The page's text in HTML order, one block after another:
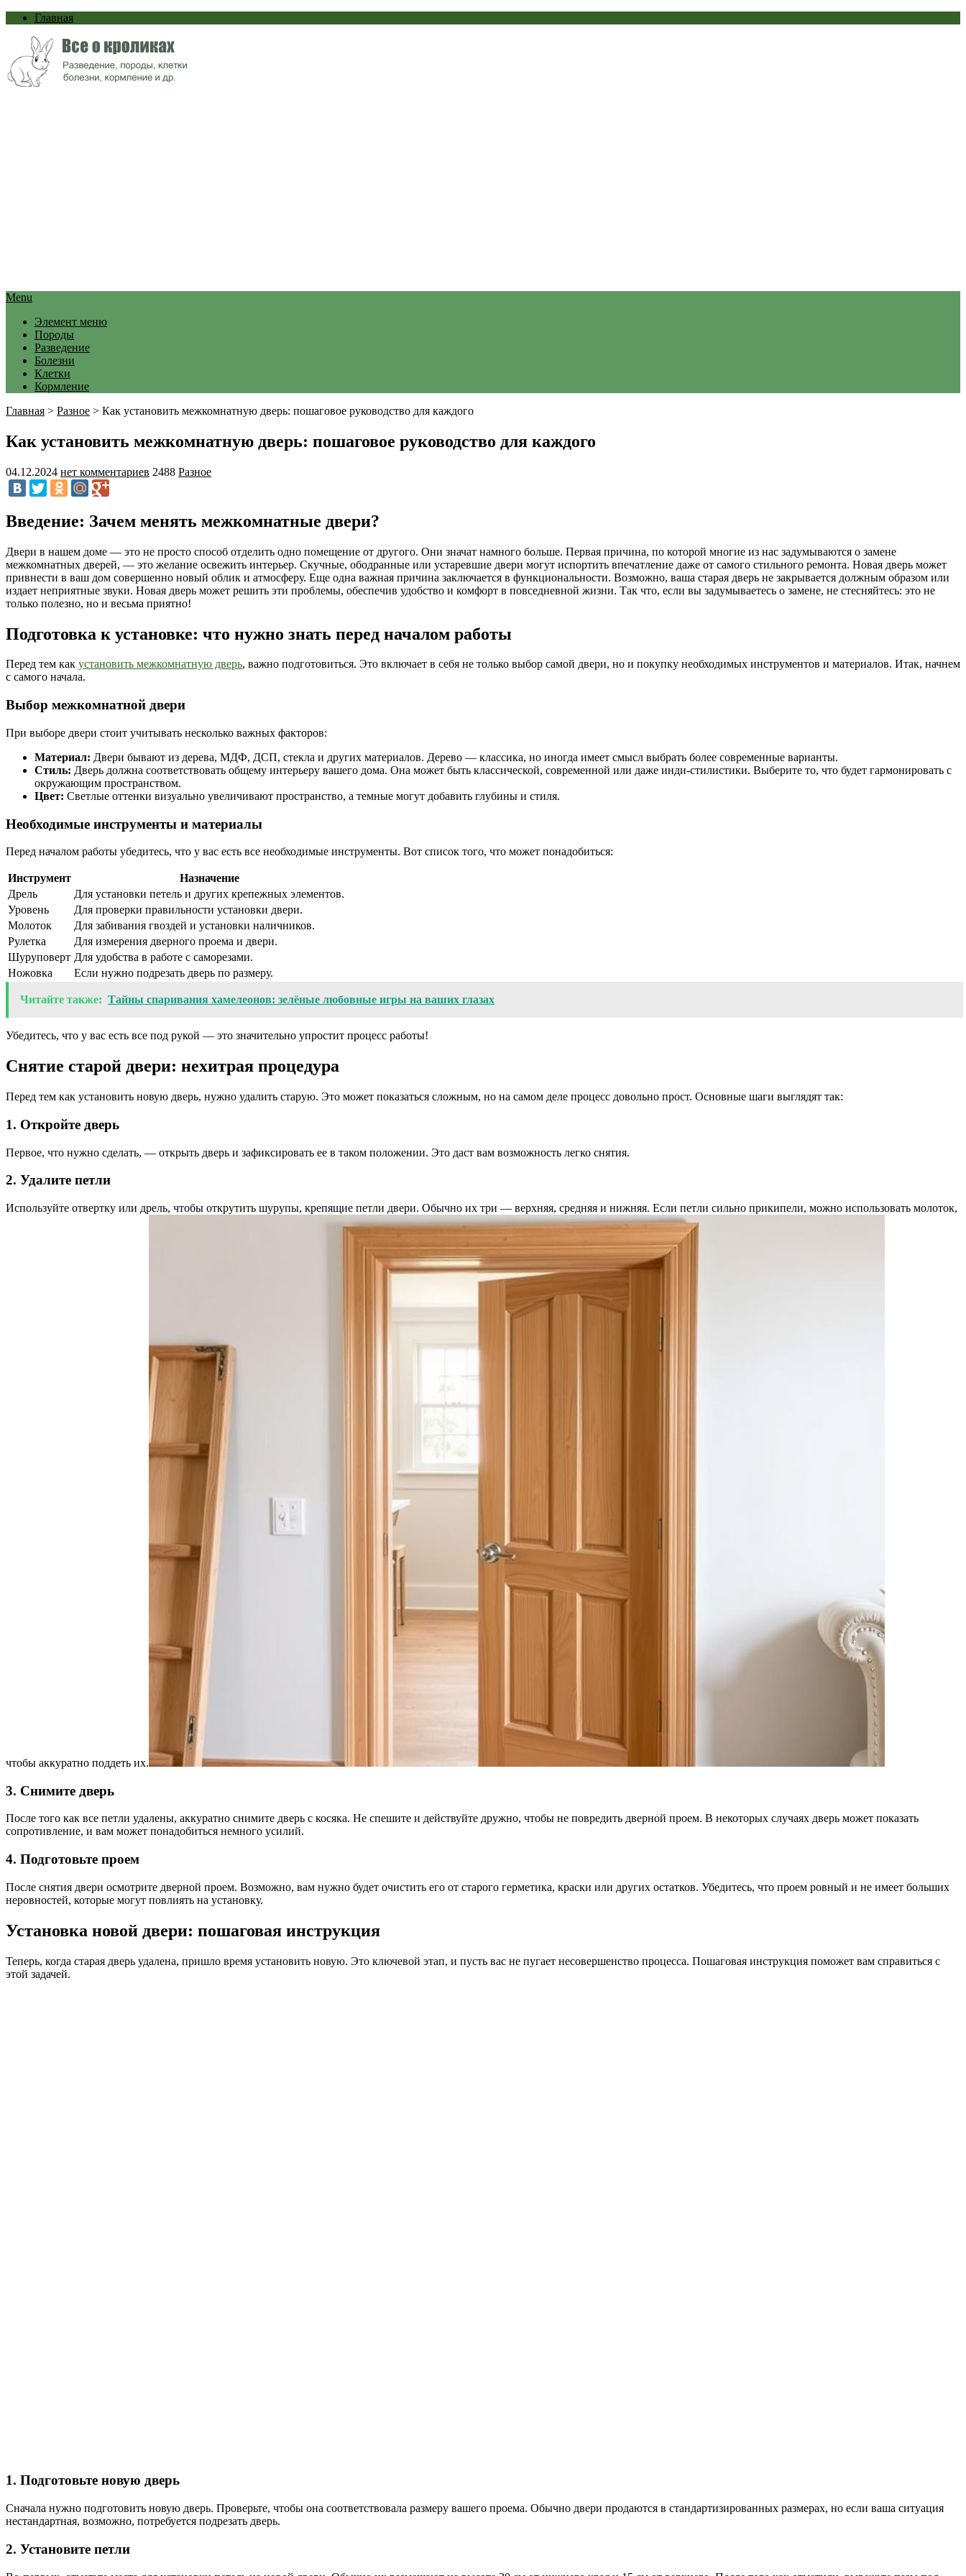
Главная
Menu
Элемент меню
Породы
Разведение
Болезни
Клетки
Кормление
Главная > Разное > Как установить межкомнатную дверь: пошаговое руководство для каждого
Как установить межкомнатную дверь: пошаговое руководство для каждого
04.12.2024 нет комментариев 2488 Разное
Введение: Зачем менять межкомнатные двери?
Двери в нашем доме — это не просто способ отделить одно помещение от другого. Они значат намного больше. Первая причина, по которой многие из нас задумываются о замене
межкомнатных дверей, — это желание освежить интерьер. Скучные, ободранные или устаревшие двери могут испортить впечатление даже от самого стильного ремонта. Новая дверь может
привнести в ваш дом совершенно новый облик и атмосферу. Еще одна важная причина заключается в функциональности. Возможно, ваша старая дверь не закрывается должным образом или
издает неприятные звуки. Новая дверь может решить эти проблемы, обеспечив удобство и комфорт в повседневной жизни. Так что, если вы задумываетесь о замене, не стесняйтесь: это не
только полезно, но и весьма приятно!
Подготовка к установке: что нужно знать перед началом работы
Перед тем как установить межкомнатную дверь, важно подготовиться. Это включает в себя не только выбор самой двери, но и покупку необходимых инструментов и материалов. Итак, начнем
с самого начала.
Выбор межкомнатной двери
При выборе двери стоит учитывать несколько важных факторов:
Материал: Двери бывают из дерева, МДФ, ДСП, стекла и других материалов. Дерево — классика, но иногда имеет смысл выбрать более современные варианты.
Стиль: Дверь должна соответствовать общему интерьеру вашего дома. Она может быть классической, современной или даже инди-стилистики. Выберите то, что будет гармонировать с
окружающим пространством.
Цвет: Светлые оттенки визуально увеличивают пространство, а темные могут добавить глубины и стиля.
Необходимые инструменты и материалы
Перед началом работы убедитесь, что у вас есть все необходимые инструменты. Вот список того, что может понадобиться:
Инструмент
Назначение
Дрель
Для установки петель и других крепежных элементов.
Уровень
Для проверки правильности установки двери.
Молоток
Для забивания гвоздей и установки наличников.
Рулетка
Для измерения дверного проема и двери.
Шуруповерт Для удобства в работе с саморезами.
Ножовка
Если нужно подрезать дверь по размеру.
Читайте также: Тайны спаривания хамелеонов: зелёные любовные игры на ваших глазах
Убедитесь, что у вас есть все под рукой — это значительно упростит процесс работы!
Снятие старой двери: нехитрая процедура
Перед тем как установить новую дверь, нужно удалить старую. Это может показаться сложным, но на самом деле процесс довольно прост. Основные шаги выглядят так:
1. Откройте дверь
Первое, что нужно сделать, — открыть дверь и зафиксировать ее в таком положении. Это даст вам возможность легко снятия.
2. Удалите петли
Используйте отвертку или дрель, чтобы открутить шурупы, крепящие петли двери. Обычно их три — верхняя, средняя и нижняя. Если петли сильно прикипели, можно использовать молоток,
чтобы аккуратно поддеть их.
3. Снимите дверь
После того как все петли удалены, аккуратно снимите дверь с косяка. Не спешите и действуйте дружно, чтобы не повредить дверной проем. В некоторых случаях дверь может показать
сопротивление, и вам может понадобиться немного усилий.
4. Подготовьте проем
После снятия двери осмотрите дверной проем. Возможно, вам нужно будет очистить его от старого герметика, краски или других остатков. Убедитесь, что проем ровный и не имеет больших
неровностей, которые могут повлиять на установку.
Установка новой двери: пошаговая инструкция
Теперь, когда старая дверь удалена, пришло время установить новую. Это ключевой этап, и пусть вас не пугает несовершенство процесса. Пошаговая инструкция поможет вам справиться с
этой задачей.
1. Подготовьте новую дверь
Сначала нужно подготовить новую дверь. Проверьте, чтобы она соответствовала размеру вашего проема. Обычно двери продаются в стандартизированных размерах, но если ваша ситуация
нестандартная, возможно, потребуется подрезать дверь.
2. Установите петли